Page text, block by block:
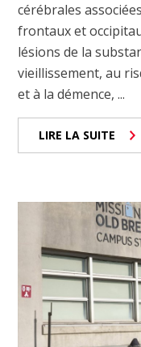
cérébrales
frontaux et
lésions de la
vieillissement, au
et à la démence, ...
LIRE LA SUITE